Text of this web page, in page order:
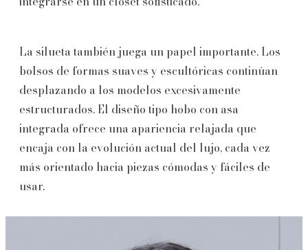
La silueta también juega un papel importante. Los
bolsos de formas suaves y escultóricas continúan
desplazando a los modelos excesivamente
estructurados. El diseño tipo hobo con asa
integrada ofrece una apariencia relajada que
encaja con la evolución actual del lujo, cada vez
más orientado hacia piezas cómodas y fáciles de
usar.